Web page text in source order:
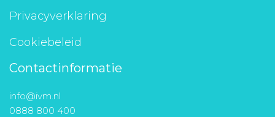
Privacyverklaring
Cookiebeleid
Contactinformatie
info@ivm.nl
0888 800 400